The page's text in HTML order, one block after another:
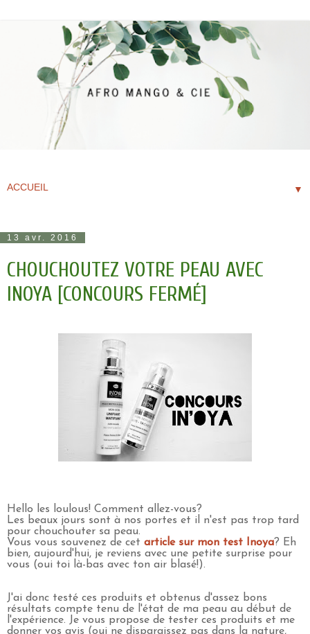
▼
13 avr. 2016
CHOUCHOUTEZ VOTRE PEAU AVEC
INOYA [CONCOURS FERMÉ]
Hello les loulous! Comment allez-vous?
Les beaux jours sont à nos portes et il n'est pas trop tard
pour chouchouter sa peau.
Vous vous souvenez de cet article sur mon test Inoya? Eh
bien, aujourd'hui, je reviens avec une petite surprise pour
vous (oui toi là-bas avec ton air blasé!).
J'ai donc testé ces produits et obtenus d'assez bons
résultats compte tenu de l'état de ma peau au début de
l'expérience. Je vous propose de tester ces produits et me
donner vos avis (oui ne disparaissez pas dans la nature,